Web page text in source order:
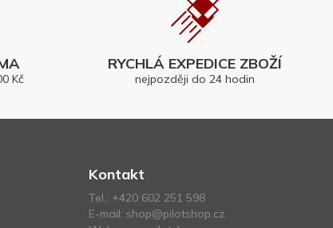
Kč
RYCHLÁ EXPEDICE ZBOŽÍ
nejpozději do 24 hodin
Kontakt
Tel.: +420 602 251 598
E-mail: shop@pilotshop.cz